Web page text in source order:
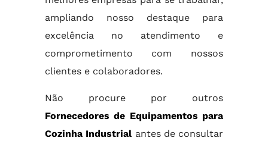
ampliando nosso destaque para
excelência no atendimento e
comprometimento com nossos
clientes e colaboradores.
Não procure por outros
Fornecedores de Equipamentos para
Cozinha Industrial antes de consultar